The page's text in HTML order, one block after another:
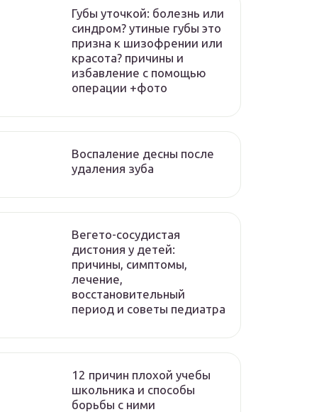
Губы уточкой: болезнь или
синдром? утиные губы это
призна к шизофрении или
красота? причины и
избавление с помощью
операции +фото
Воспаление десны после
удаления зуба
Вегето-сосудистая
дистония у детей:
причины, симптомы,
лечение,
восстановительный
период и советы педиатра
12 причин плохой учебы
школьника и способы
борьбы с ними